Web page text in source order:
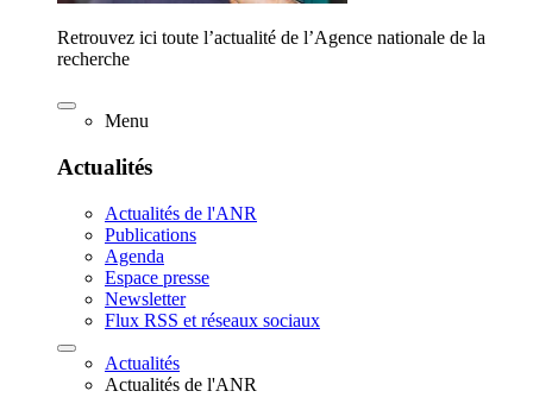
Retrouvez ici toute l’actualité de l’Agence nationale de la
recherche
Menu
Actualités
Actualités de l'ANR
Publications
Agenda
Espace presse
Newsletter
Flux RSS et réseaux sociaux
Actualités
Actualités de l'ANR